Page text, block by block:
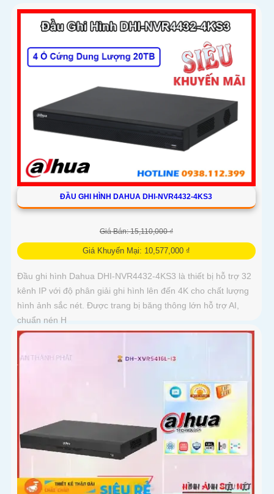
ĐẦU GHI HÌNH DAHUA DHI-NVR4432-4KS3
Giá Bán: 15,110,000 ₫
Giá Khuyến Mại: 10,577,000 ₫
Đầu ghi hình Dahua DHI-NVR4432-4KS3 là thiết bị hỗ trợ 32
kênh IP với độ phân giải ghi hình lên đến 4K cho chất lượng
hình ảnh sắc nét. Được trang bị băng thông lớn hỗ trợ AI,
chuẩn nén H